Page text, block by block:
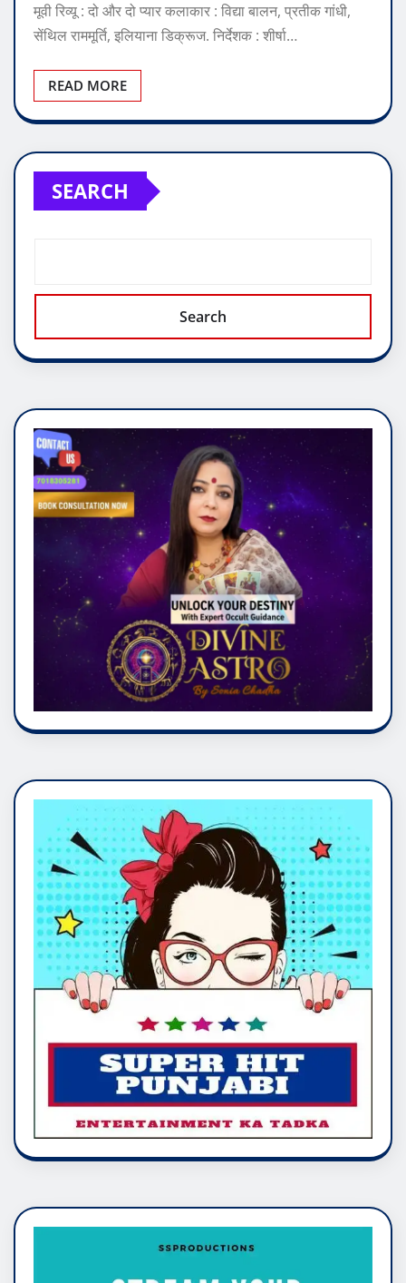
मूवी रिव्यू : दो और दो प्यार कलाकार : विद्या बालन, प्रतीक गांधी,
सेंथिल राममूर्ति, इलियाना डिक्रूज. निर्देशक : शीर्षा…
READ MORE
SEARCH
Search